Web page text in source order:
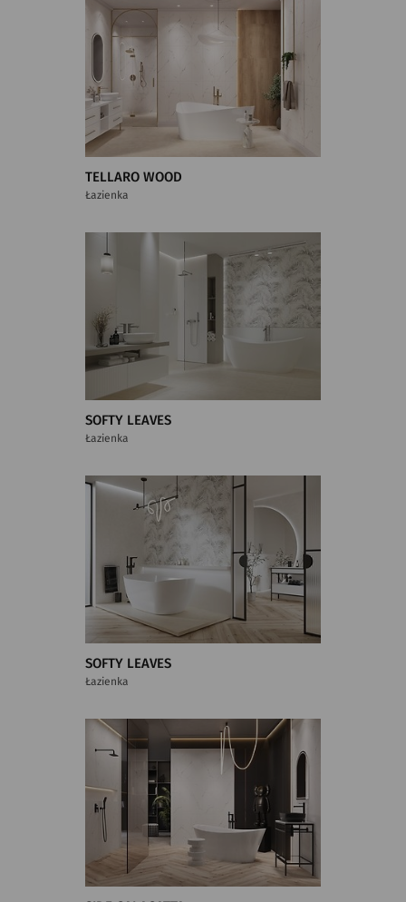
TELLARO WOOD
Łazienka
SOFTY LEAVES
Łazienka
SOFTY LEAVES
Łazienka